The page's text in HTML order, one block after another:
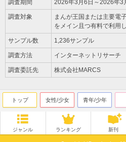
調査期間 2026年3月6日～2026年3
調査対象
まんが王国または主要電
をメイン且つ有料で利用
サンプル数 1,236サンプル
調査方法 インターネットリサーチ
調査委託先 株式会社MARCS
トップ 女性/少女 青年/少年
ジャンル ランキング 新刊